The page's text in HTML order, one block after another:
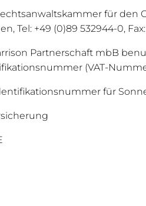
für den
Tel: +49 (0)89 532944-0,
Partnerschaft mbB
(VAT-
für